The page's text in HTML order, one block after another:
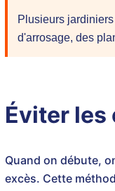
Plusieurs
d'arrosage, des
Éviter les
Quand on débute,
excès. Cette